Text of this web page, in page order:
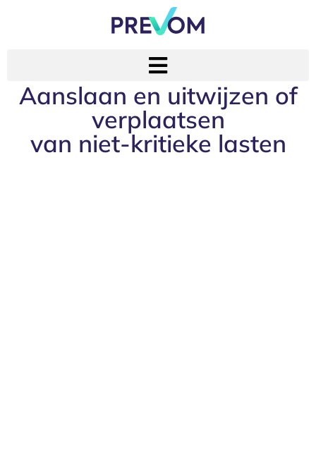
Aanslaan en uitwijzen of
verplaatsen
van niet-kritieke lasten